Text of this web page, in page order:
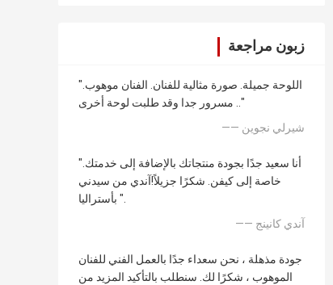
زبون مراجعة
"اللوحة جميلة. صورة مثالية للفنان. الفنان موهوب.
مسرور جدا وقد طلبت لوحة أخرى .."
—— شيرلي نجوين
"أنا سعيد جدًا بجودة منتجاتك بالإضافة إلى خدمتك.
خاصة إلى كيفن. شكرًا جزيلاً!آندي من سيدني
بأستراليا ".
—— آندي كانينج
جودة مذهلة ، نحن سعداء جدًا بالعمل الفني للفنان
الموهوب ، شكرًا لك. سنطلب بالتأكيد المزيد من